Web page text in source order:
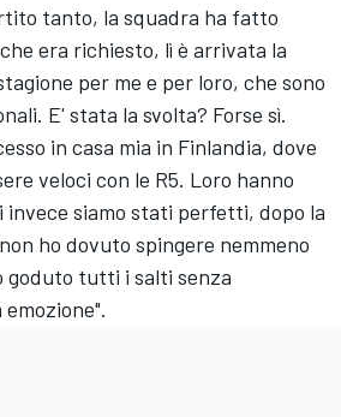
tanto, la squadra ha fatto
era richiesto, lì è arrivata la
per me e per loro, che sono
E' stata la svolta? Forse sì.
in casa mia in Finlandia, dove
veloci con le R5. Loro hanno
invece siamo stati perfetti, dopo la
ho dovuto spingere nemmeno
goduto tutti i salti senza